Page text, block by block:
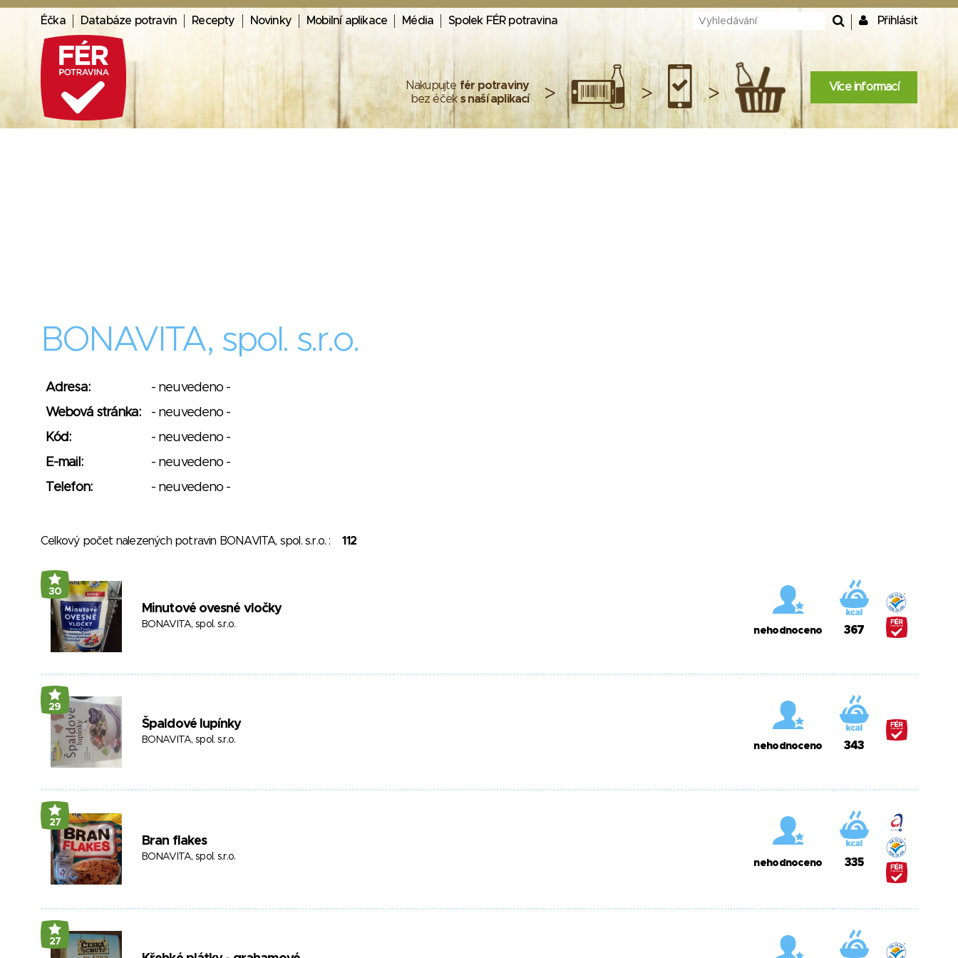
Éčka Databáze potravin Recepty Novinky Mobilní aplikace Média Spolek FÉR potravina Přihlásit
Nakupujte fér potraviny
bez éček s naší aplikací > > > Více informací
BONAVITA, spol. s.r.o.
Adresa:
- neuvedeno -
Webová stránka:
- neuvedeno -
Kód:
- neuvedeno -
E-mail:
- neuvedeno -
Telefon:
- neuvedeno -
Celkový počet nalezených potravin BONAVITA, spol. s.r.o. :112
30
Minutové ovesné vločky
BONAVITA, spol. s.r.o.
nehodnoceno 367
29
Špaldové lupínky
BONAVITA, spol. s.r.o.
nehodnoceno 343
27
Bran flakes
BONAVITA, spol. s.r.o.
nehodnoceno 335
27